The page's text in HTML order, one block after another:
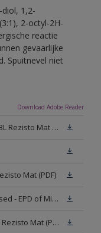
1,2-
2-octyl-2H-
reactie
gevaarlijke
Spuitnevel niet
Download Adobe Reader
Technisch Informatieblad Rubbol BL Rezisto Mat (PDF)
Mat (PDF)
Sikkens Interior Laquers Waterbased - EPD of Milieuproductverklaring
Voedingsattest Sikkens Rubbol BL Rezisto Mat (PDF)